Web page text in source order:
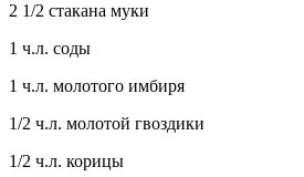
2 1/2 стакана муки
1 ч.л. соды
1 ч.л. молотого имбиря
1/2 ч.л. молотой гвоздики
1/2 ч.л. корицы